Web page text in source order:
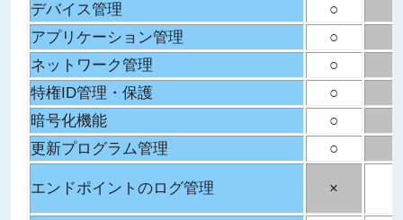
デバイス管理
○
アプリケーション管理
○
ネットワーク管理
○
特権ID管理・保護
○
暗号化機能
○
更新プログラム管理
○
エンドポイントのログ管理 ×